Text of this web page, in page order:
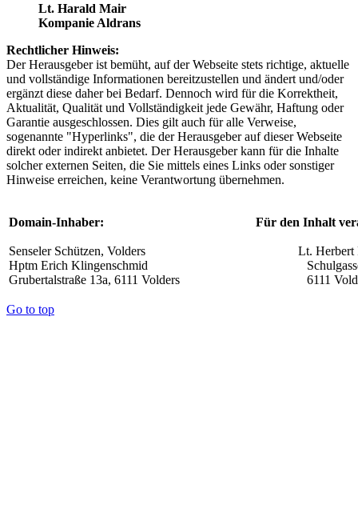
Lt. Harald Mair
Kompanie Aldrans
Rechtlicher Hinweis:
Der Herausgeber ist bemüht, auf der Webseite stets richtige, aktuelle
und vollständige Informationen bereitzustellen und ändert und/oder
ergänzt diese daher bei Bedarf. Dennoch wird für die Korrektheit,
Aktualität, Qualität und Vollständigkeit jede Gewähr, Haftung oder
Garantie ausgeschlossen. Dies gilt auch für alle Verweise,
sogenannte "Hyperlinks", die der Herausgeber auf dieser Webseite
direkt oder indirekt anbietet. Der Herausgeber kann für die Inhalte
solcher externen Seiten, die Sie mittels eines Links oder sonstiger
Hinweise erreichen, keine Verantwortung übernehmen.
Domain-Inhaber:
Senseler Schützen, Volders
Hptm Erich Klingenschmid
Grubertalstraße 13a, 6111 Volders
Für den Inhalt
Lt. Herbert
6111
Go to top